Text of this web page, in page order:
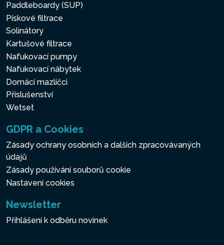
Paddleboardy (SUP)
Pískové filtrace
Solinátory
Kartušové filtrace
Nafukovací pumpy
Nafukovací nábytek
Domácí mazlíčci
Příslušenství
Wetset
GDPR a Cookies
Zásady ochrany osobních a dalších zpracovávaných
údajů
Zásady používání souborů cookie
Nastavení cookies
Newsletter
Přihlášení k odběru novinek